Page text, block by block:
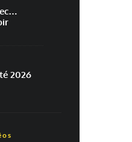
2026